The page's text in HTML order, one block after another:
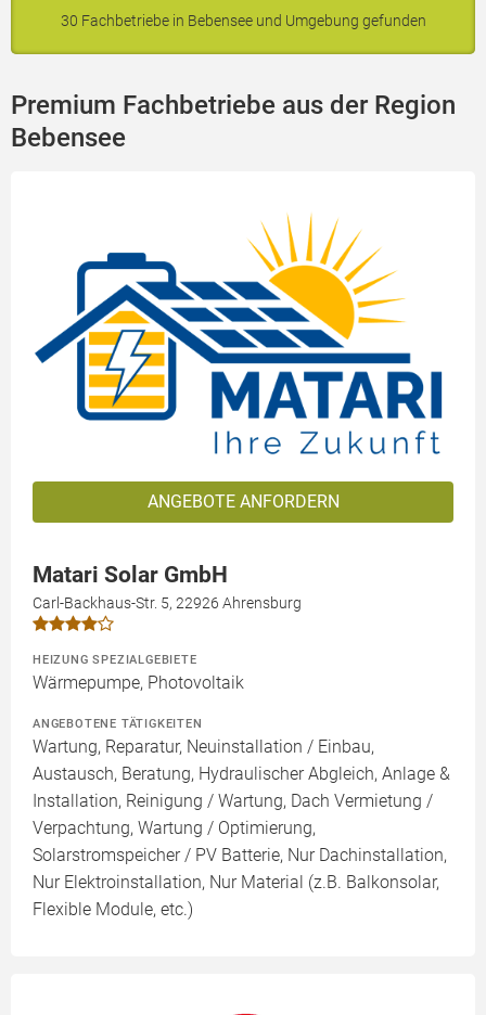
30 Fachbetriebe in Bebensee und Umgebung gefunden
Premium Fachbetriebe aus der Region
Bebensee
ANGEBOTE ANFORDERN
Matari Solar GmbH
Carl-Backhaus-Str. 5, 22926 Ahrensburg
HEIZUNG SPEZIALGEBIETE
Wärmepumpe, Photovoltaik
ANGEBOTENE TÄTIGKEITEN
Wartung, Reparatur, Neuinstallation / Einbau,
Austausch, Beratung, Hydraulischer Abgleich, Anlage &
Installation, Reinigung / Wartung, Dach Vermietung /
Verpachtung, Wartung / Optimierung,
Solarstromspeicher / PV Batterie, Nur Dachinstallation,
Nur Elektroinstallation, Nur Material (z.B. Balkonsolar,
Flexible Module, etc.)